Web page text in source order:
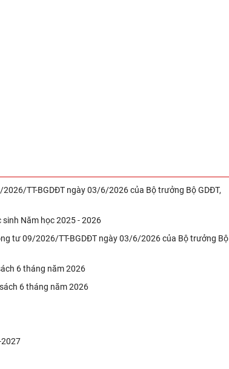
TT-BGDĐT ngày 03/6/2026 của Bộ trưởng Bộ GDĐT,
sinh Năm học 2025 - 2026
tư 09/2026/TT-BGDĐT ngày 03/6/2026 của Bộ trưởng Bộ
6 tháng năm 2026
6 tháng năm 2026
2027